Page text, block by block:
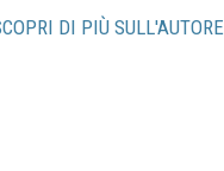
DI PIÙ SULL'AUTORE